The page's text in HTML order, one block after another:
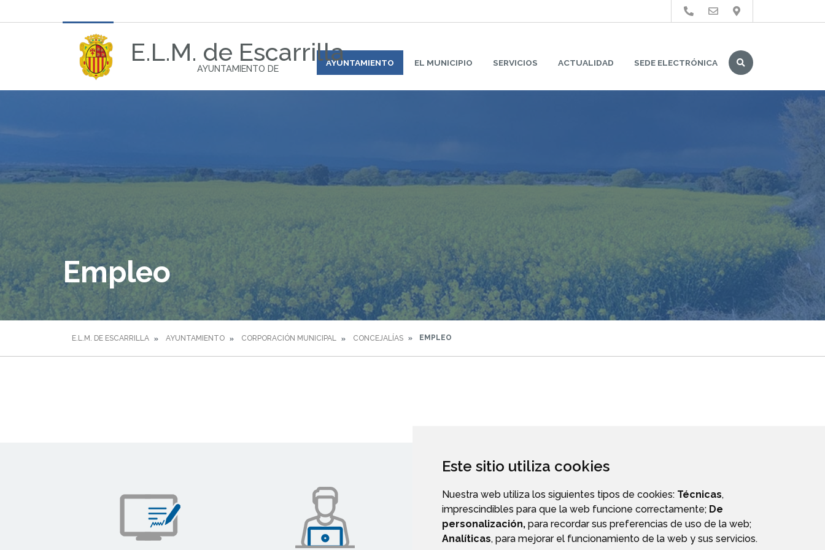
Este sitio utiliza cookies
Nuestra web utiliza los siguientes tipos de cookies: Técnicas,
imprescindibles para que la web funcione correctamente; De
personalización, para recordar sus preferencias de uso de la web;
Analíticas, para mejorar el funcionamiento de la web y sus servicios.
E.L.M. de Escarrilla
AYUNTAMIENTO DE
AYUNTAMIENTO EL MUNICIPIO SERVICIOS ACTUALIDAD SEDE ELECTRÓNICA
Buscar
Empleo
E.L.M. DE ESCARRILLA AYUNTAMIENTO CORPORACIÓN MUNICIPAL CONCEJALÍAS EMPLEO